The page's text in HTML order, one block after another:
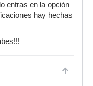
entras en la opción
hay hechas